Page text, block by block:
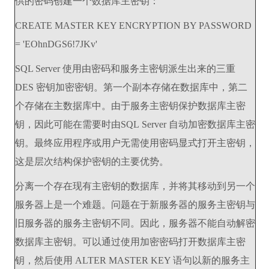
CREATE MASTER KEY ENCRYPTION BY PASSWORD
= 'EOhnDGS6!7JKv'
SQL Server 使用由密码和服务主密钥派生出来的三重
DES 密钥加密密钥。第一个副本存储在数据库中，第二
个存储在主数据库中。由于服务主密钥保护数据库主密
钥，因此可能在需要时由SQL Server 自动加密数据库主密
钥。最终应用程序或用户无需使用密码显式打开主密钥，
这是层次结构保护密钥的主要优势。
分离一个存在现有主密钥的数据库，并将其移动到另一个
服务器上是一个难题。问题在于新服务器的服务主密钥与
旧服务器的服务主密钥不同。因此，服务器不能自动解密
数据库主密钥。可以通过使用加密密码打开数据库主密
钥，然后使用 ALTER MASTER KEY 语句以新的服务主